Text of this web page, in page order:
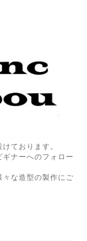
ております。
ナーへのフォロー
な造型の製作にご